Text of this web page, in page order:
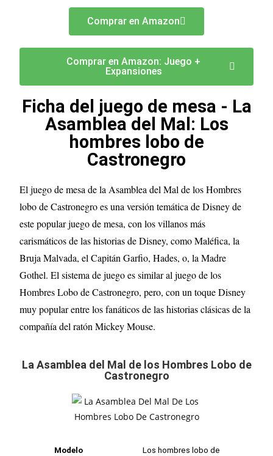
Comprar en Amazon
Comprar en Amazon: Juego +
Expansiones
Ficha del juego de mesa - La
Asamblea del Mal: Los
hombres lobo de
Castronegro
El juego de mesa de la Asamblea del Mal de los Hombres
lobo de Castronegro es una versión temática de Disney de
este popular juego de mesa, con los villanos más
carismáticos de las historias de Disney, como Maléfica, la
Bruja Malvada, el Capitán Garfio, Hades, o, la Madre
Gothel. El sistema de juego es similar al juego de los
Hombres Lobo de Castronegro, pero, con un toque Disney
muy popular entre los fanáticos de las historias clásicas de la
compañía del ratón Mickey Mouse.
La Asamblea del Mal de los Hombres Lobo de
Castronegro
Modelo Los hombres lobo de